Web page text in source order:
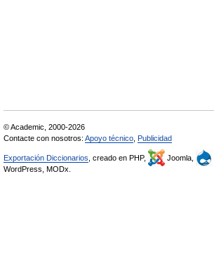
© Academic, 2000-2026
Contacte con nosotros: Apoyo técnico Publicidad
Exportación Diccionarios , creado en PHP, Joomla,
WordPress, MODx.